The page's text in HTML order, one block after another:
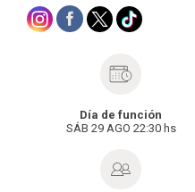
Día de función
SÁB 29 AGO 22:30 hs